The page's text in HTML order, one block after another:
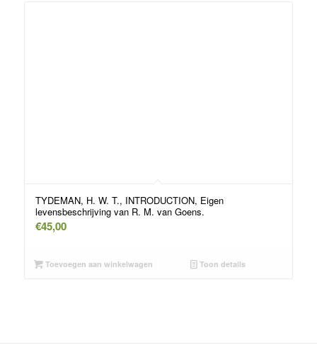
TYDEMAN, H. W. T., INTRODUCTION, Eigen
levensbeschrijving van R. M. van Goens.
€45,00
Toevoegen aan winkelwagen Toon details